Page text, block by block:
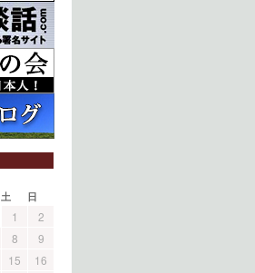
土 日
1
2
8
9
15
16